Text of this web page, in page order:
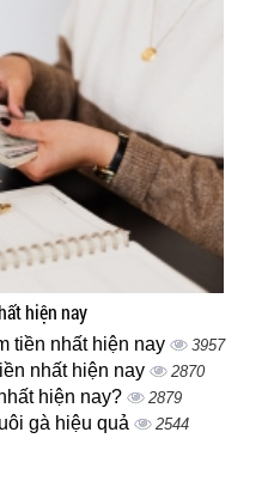
hiện nay
tiền nhất hiện nay 3957
nhất hiện nay 2870
hiện nay? 2879
gà hiệu quả 2544